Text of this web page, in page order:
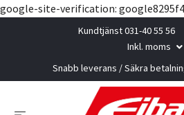
google-site-verification:
Kundtjänst 031-40 55 56
Inkl. moms
Snabb leverans / Säkra